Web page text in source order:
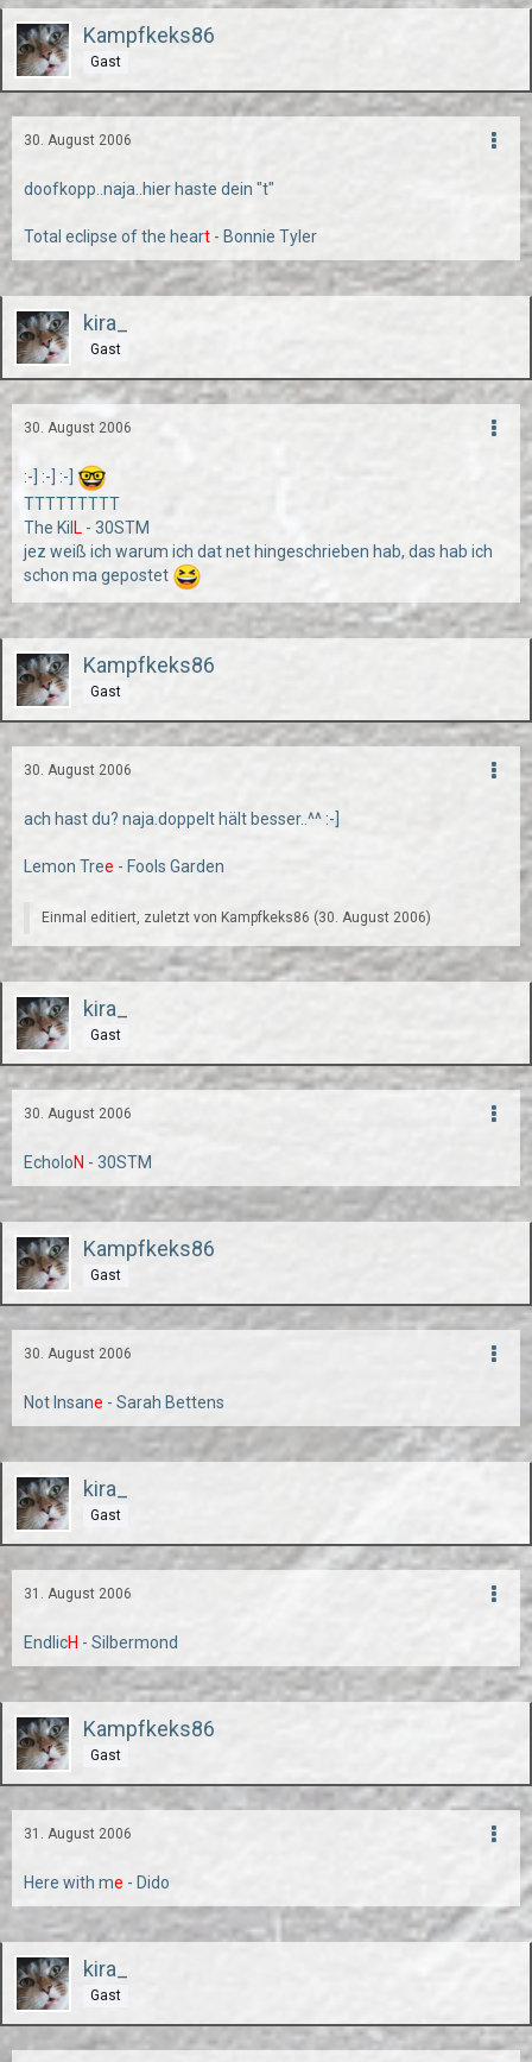
Kampfkeks86
Gast
30. August 2006
doofkopp..naja..hier haste dein "t"
Total eclipse of the heart - Bonnie Tyler
kira_
Gast
30. August 2006
:-] :-] :-]
TTTTTTTTT
The Kil L - 30STM
jez weiß ich warum ich dat net hingeschrieben hab, das hab ich
schon ma gepostet
Kampfkeks86
Gast
30. August 2006
ach hast du? naja.doppelt hält besser..^^ :-]
Lemon Tree - Fools Garden
Einmal editiert, zuletzt von Kampfkeks86 (30. August 2006)
kira_
Gast
30. August 2006
EcholoN - 30STM
Kampfkeks86
Gast
30. August 2006
Not Insane - Sarah Bettens
kira_
Gast
31. August 2006
EndlicH - Silbermond
Kampfkeks86
Gast
31. August 2006
Here with me - Dido
kira_
Gast